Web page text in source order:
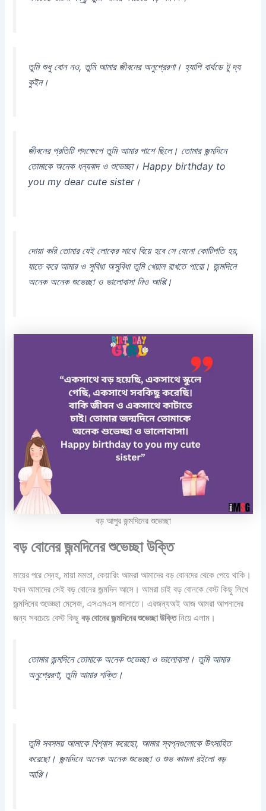
তুমি শুধু বোন নও, তুমি আমার জীবনের অনুপ্রেরণা। হ্যাপি বার্থডে টু দ্য
কুইন।
জীবনের প্রতিটি পদক্ষেপে তুমি আমার পাশে ছিলে। তোমার জন্মদিনে
তোমাকে অনেক ধন্যবাদ ও শুভেচ্ছা। Happy birthday to
you my dear cute sister।
দোয়া করি তোমার যেই লোকের সাথে বিয়ে হবে সে যেনো কোটিপতি হয়,
যাতে করে আমার ও সুবিধা অসুবিধা তুমি খেয়াল রাখতে পারো। জন্মদিনে
অনেক অনেক শুভেচ্ছা ও ভালোবাসা নিও আপ্পি।
বড় আপুর জন্মদিনের শুভেচ্ছা
বড় বোনের জন্মদিনের শুভেচ্ছা উক্তি
মায়ের পরে স্নেহ, মায়া মমতা, কেয়ারিং আমরা আমাদের বড় বোনদের থেকে পেয়ে থাকি।
যখন আমাদের সেই বড় বোনের জন্মদিন আসে। আমরা চাই বড় বোনকে বেস্ট কিছু লিখে
জন্মদিনের শুভেচ্ছা মেসেজ, এসএমএস জানাতে। এরজন্যঅই আজ আমরা আপনাদের
জন্য সবচেয়ে বেস্ট কিছুবড় বোনের জন্মদিনের শুভেচ্ছা উক্তিনিয়ে এলাম।
তোমার জন্মদিনে তোমাকে অনেক শুভেচ্ছা ও ভালোবাসা। তুমি আমার
অনুপ্রেরণা, তুমি আমার শক্তি।
তুমি সবসময় আমাকে বিশ্বাস করেছো, আমার স্বপ্নগুলোকে উৎসাহিত
করেছো। জন্মদিনে অনেক অনেক শুভেচ্ছা ও শুভ কামনা রইলো বড়
আপ্পি।